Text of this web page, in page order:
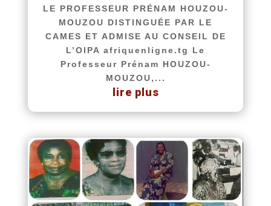
LE PROFESSEUR PRÉNAM HOUZOU-
MOUZOU DISTINGUÉE PAR LE
CAMES ET ADMISE AU CONSEIL DE
L’OIPA afriquenligne.tg Le
Professeur Prénam HOUZOU-
MOUZOU,...
lire plus